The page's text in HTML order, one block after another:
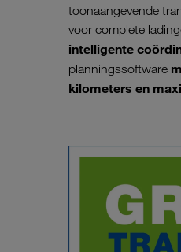
toonaangevende
voor complete
intelligente
planningssoftware
kilometers en